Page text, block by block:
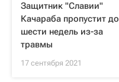
Защитник "Славии"
Качараба пропустит до
шести недель из-за
травмы
17 сентября 2021